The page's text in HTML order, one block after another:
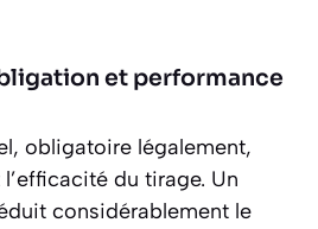
et performance
obligatoire légalement,
du tirage. Un
considérablement le